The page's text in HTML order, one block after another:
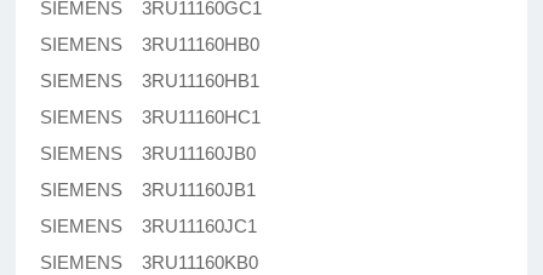
SIEMENS 3RU11160GC1
SIEMENS 3RU11160HB0
SIEMENS 3RU11160HB1
SIEMENS 3RU11160HC1
SIEMENS 3RU11160JB0
SIEMENS 3RU11160JB1
SIEMENS 3RU11160JC1
SIEMENS 3RU11160KB0